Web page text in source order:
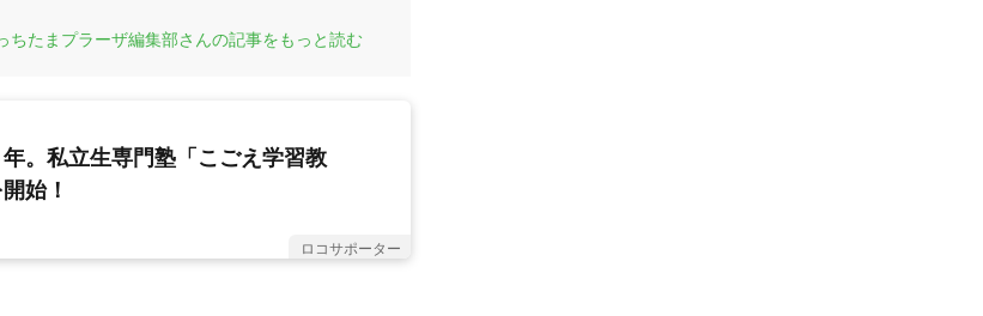
ちたまプラーザ編集部さんの記事をもっと読む
。私立生専門塾「こごえ学習教
始！
ロコサポーター